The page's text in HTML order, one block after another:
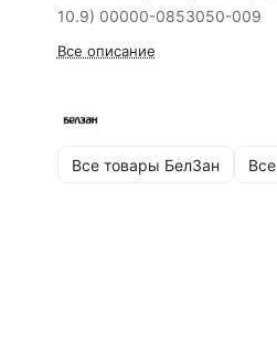
10.9) 00000-0853050-009
Все описание
Все товары БелЗан